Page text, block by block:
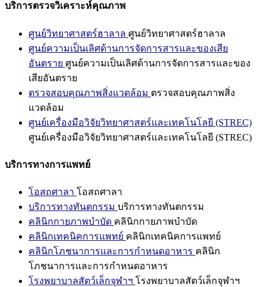
บริการตรวจวิเคราะห์คุณภาพ
ศูนย์วิทยาศาสตร์ฮาลาล ศูนย์วิทยาศาสตร์ฮาลาล
ศูนย์ความเป็นเลิศด้านการจัดการสารและของเสีย
อันตราย ศูนย์ความเป็นเลิศด้านการจัดการสารและของ
เสียอันตราย
ตรวจสอบคุณภาพสิ่งแวดล้อม ตรวจสอบคุณภาพสิ่ง
แวดล้อม
ศูนย์เครื่องมือวิจัยวิทยาศาสตร์และเทคโนโลยี (STREC)
ศูนย์เครื่องมือวิจัยวิทยาศาสตร์และเทคโนโลยี (STREC)
บริการทางการแพทย์
โอสถศาลา โอสถศาลา
บริการทางทันตกรรม บริการทางทันตกรรม
คลินิกกายภาพบำบัด คลินิกกายภาพบำบัด
คลินิกเทคนิคการแพทย์ คลินิกเทคนิคการแพทย์
คลินิกโภชนาการและการกำหนดอาหาร คลินิก
โภชนาการและการกำหนดอาหาร
โรงพยาบาลสัตว์เล็กจุฬาฯ โรงพยาบาลสัตว์เล็กจุฬาฯ